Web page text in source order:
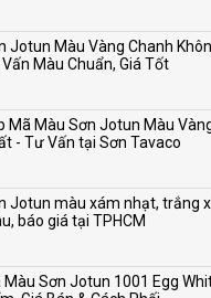
Jotun Màu Vàng Chanh
Màu Chuẩn, Giá Tốt
Mã Màu Sơn Jotun Màu
- Tư Vấn tại Sơn Tavaco
Jotun màu xám nhạt, trắng
báo giá tại TPHCM
Màu Sơn Jotun 1001 Egg